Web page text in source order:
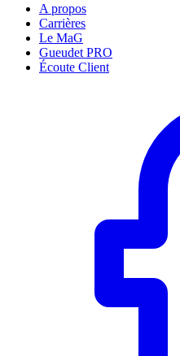
A propos
Carrières
Le MaG
Gueudet PRO
Écoute Client